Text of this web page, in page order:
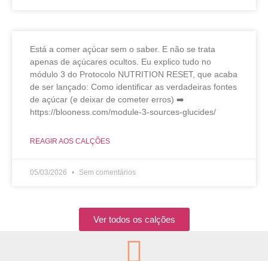
Está a comer açúcar sem o saber. E não se trata
apenas de açúcares ocultos. Eu explico tudo no
módulo 3 do Protocolo NUTRITION RESET, que acaba
de ser lançado: Como identificar as verdadeiras fontes
de açúcar (e deixar de cometer erros) ➡️
https://blooness.com/module-3-sources-glucides/
REAGIR AOS CALÇÕES
05/03/2026 Sem comentários
Ver todos os calções